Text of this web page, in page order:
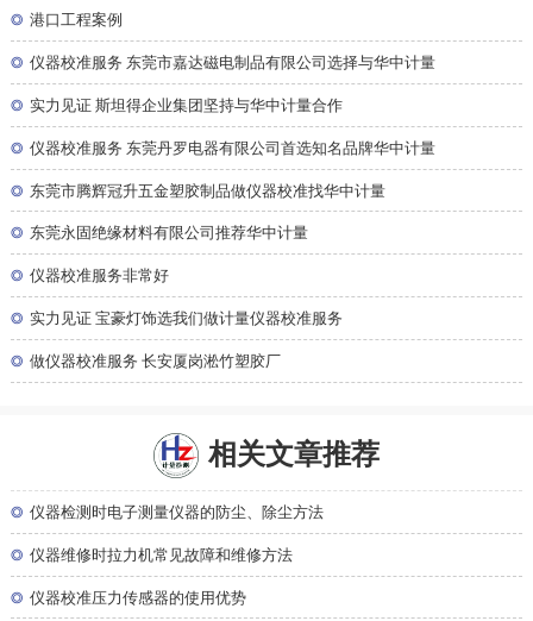
◎ 港口工程案例
◎ 仪器校准服务 东莞市嘉达磁电制品有限公司选择与华中计量
◎ 实力见证 斯坦得企业集团坚持与华中计量合作
◎ 仪器校准服务 东莞丹罗电器有限公司首选知名品牌华中计量
◎ 东莞市腾辉冠升五金塑胶制品做仪器校准找华中计量
◎ 东莞永固绝缘材料有限公司推荐华中计量
◎ 仪器校准服务非常好
◎ 实力见证 宝豪灯饰选我们做计量仪器校准服务
◎ 做仪器校准服务 长安厦岗淞竹塑胶厂
相关文章推荐
◎ 仪器检测时电子测量仪器的防尘、除尘方法
◎ 仪器维修时拉力机常见故障和维修方法
◎ 仪器校准压力传感器的使用优势